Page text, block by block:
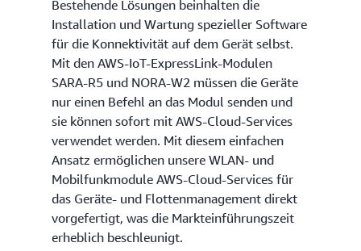
Bestehende Lösungen beinhalten die
Installation und Wartung spezieller Software
für die Konnektivität auf dem Gerät selbst.
Mit den AWS-IoT-ExpressLink-Modulen
SARA-R5 und NORA-W2 müssen die Geräte
nur einen Befehl an das Modul senden und
sie können sofort mit AWS-Cloud-Services
verwendet werden. Mit diesem einfachen
Ansatz ermöglichen unsere WLAN- und
Mobilfunkmodule AWS-Cloud-Services für
das Geräte- und Flottenmanagement direkt
vorgefertigt, was die Markteinführungszeit
erheblich beschleunigt.